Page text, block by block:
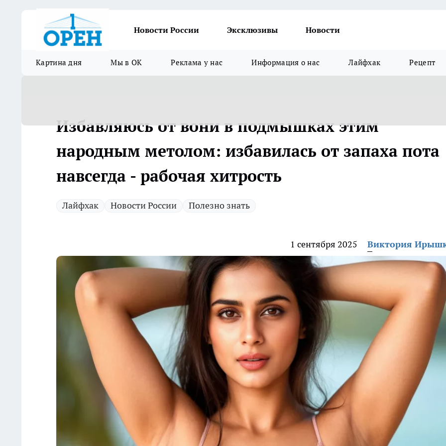
Новости России Эксклюзивы Новости
Картина дня Мы в ОК Реклама у нас Информация о нас Лайфхак Рецепт
Избавляюсь от вони в подмышках этим
народным метолом: избавилась от запаха пота
навсегда - рабочая хитрость
Лайфхак Новости России Полезно знать
1 сентября 2025 Виктория